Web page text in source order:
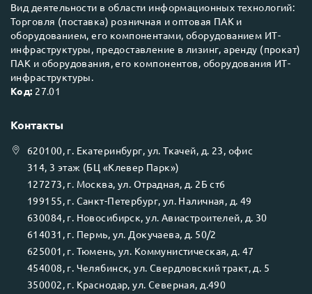
Вид деятельности в области информационных технологий:
Торговля (поставка) розничная и оптовая ПАК и
оборудованием, его компонентами, оборудованием ИТ-
инфраструктуры, предоставление в лизинг, аренду (прокат)
ПАК и оборудования, его компонентов, оборудования ИТ-
инфраструктуры.
Код: 27.01
Контакты
620100, г. Екатеринбург, ул.Ткачей, д. 23, офис
314, 3 этаж (БЦ «Клевер Парк»)
127273, г. Москва, ул. Отрадная, д. 2Б ст6
199155, г. Санкт-Петербург, ул. Наличная, д. 49
630084, г. Новосибирск, ул. Авиастроителей, д. 30
614031 , г. Пермь, ул. Докучаева, д. 50/2
625001 , г. Тюмень, ул. Коммунистическая, д. 47
454008, г. Челябинск, ул. Свердловский тракт, д. 5
350002, г. Краснодар, ул. Северная, д.490